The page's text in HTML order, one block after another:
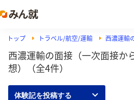
トップ トラベル/航空/運輸 西濃運輸
西濃運輸の面接（一次面接か
想）（全4件）
体験記を投稿する